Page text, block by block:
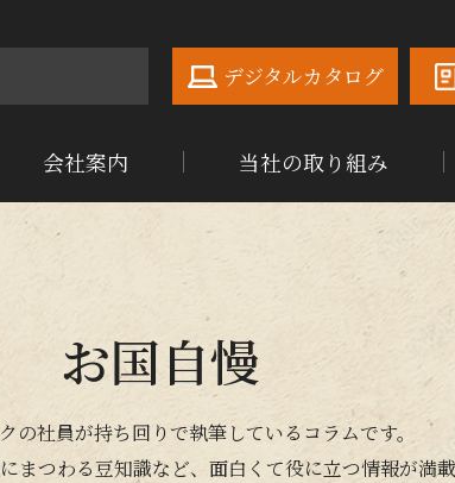
デジタルカタログ
会社案内 当社の取り組み
お国自慢
の社員が持ち回りで執筆しているコラムです。
まつわる豆知識など、面白くて役に立つ情報が満載